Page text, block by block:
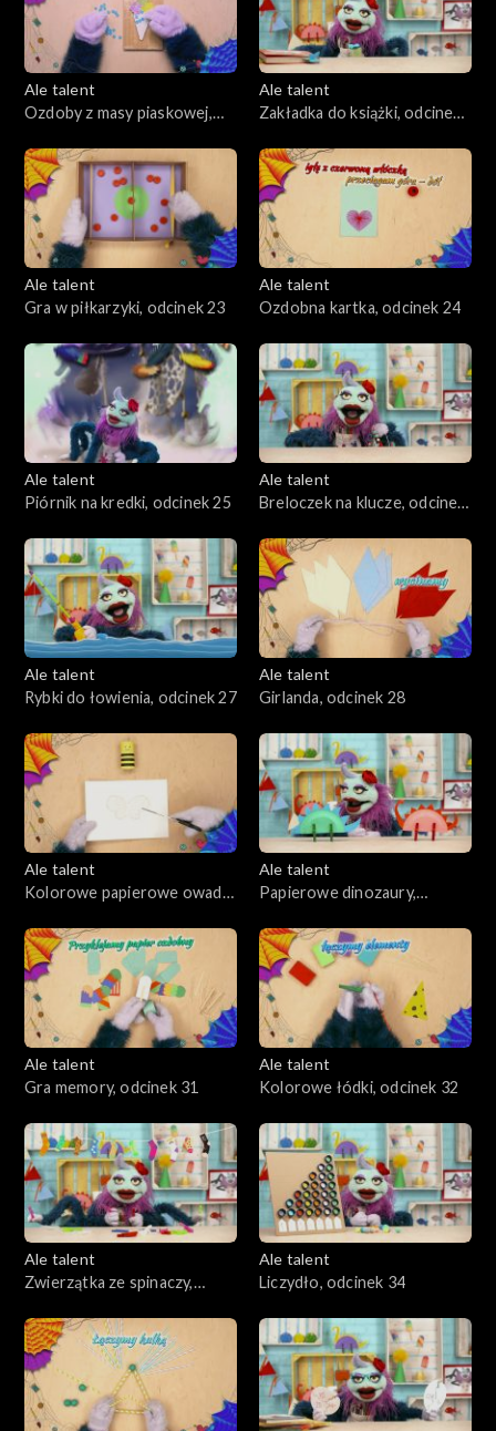
Ale talent
Ozdoby z masy piaskowej,
Ale talent
Zakładka do książki, odcinek
Ale talent
Gra w piłkarzyki, odcinek 23
Ale talent
Ozdobna kartka, odcinek 24
Ale talent
Piórnik na kredki, odcinek 25
Ale talent
Breloczek na klucze, odcinek
Ale talent
Rybki do łowienia, odcinek 27
Ale talent
Girlanda, odcinek 28
Ale talent
Kolorowe papierowe owady,
Ale talent
Papierowe dinozaury,
Ale talent
Gra memory, odcinek 31
Ale talent
Kolorowe łódki, odcinek 32
Ale talent
Zwierzątka ze spinaczy,
Ale talent
Liczydło, odcinek 34